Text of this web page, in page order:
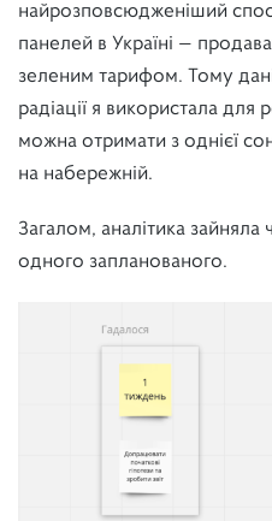
найрозповсюдженіший
панелей в Україні —
зеленим тарифом. Тому дані
радіації я використала
можна отримати з однієї
на набережній.
Загалом, аналітика зайняла
одного запланованого.